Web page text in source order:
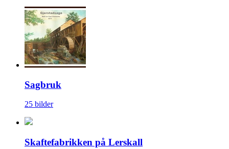
Sagbruk
25 bilder
Skaftefabrikken på Lerskall